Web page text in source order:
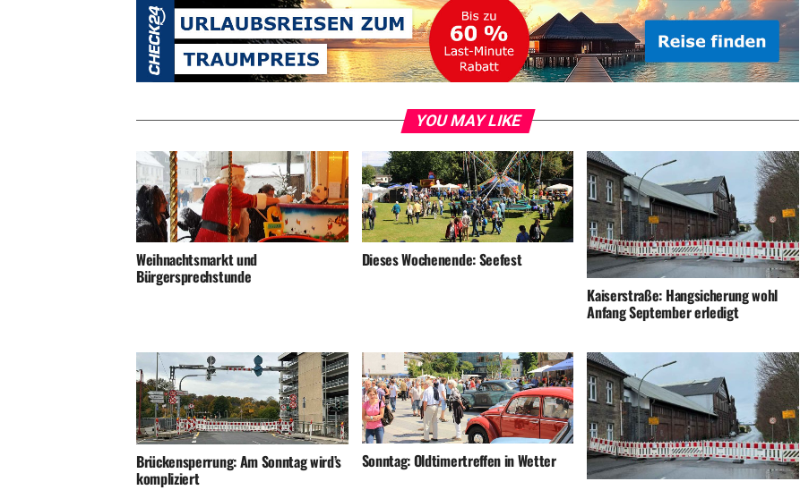
YOU MAY LIKE
Weihnachtsmarkt und
Bürgersprechstunde
Dieses Wochenende: Seefest
Kaiserstraße: Hangsicherung wohl
Anfang September erledigt
Brückensperrung: Am Sonntag wird’s
kompliziert
Sonntag: Oldtimertreffen in Wetter